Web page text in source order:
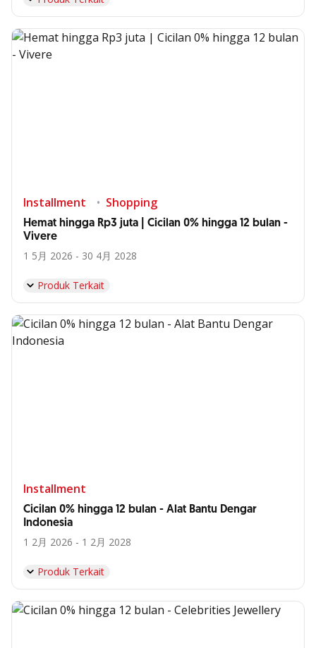
Installment Shopping
Hemat hingga Rp3 juta | Cicilan 0% hingga 12 bulan -
Vivere
1 5月 2026 - 30 4月 2028
Produk Terkait
Installment
Cicilan 0% hingga 12 bulan - Alat Bantu Dengar
Indonesia
1 2月 2026 - 1 2月 2028
Produk Terkait